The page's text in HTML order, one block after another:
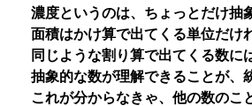
濃度というのは、ちょっとだけ抽
面積はかけ算で出てくる単位だけ
同じような割り算で出てくる数に
抽象的な数が理解できることが、
これが分からなきゃ、他の数のこ